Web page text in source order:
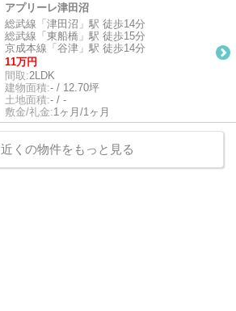
アプリーレ津田沼
総武線「津田沼」駅 徒歩14分
総武線「東船橋」駅 徒歩15分
京成本線「谷津」駅 徒歩14分
11万円
間取:2LDK
建物面積:- / 12.70坪
土地面積:- / -
敷金/礼金:1ヶ月/1ヶ月
近くの物件をもっと見る